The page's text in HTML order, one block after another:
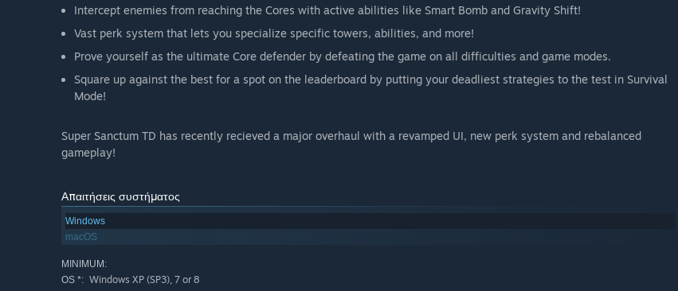
Intercept enemies from reaching the Cores with active abilities like Smart Bomb and Gravity Shift!
Vast perk system that lets you specialize specific towers, abilities, and more!
Prove yourself as the ultimate Core defender by defeating the game on all difficulties and game modes.
Square up against the best for a spot on the leaderboard by putting your deadliest strategies to the test in Survival
Mode!
Super Sanctum TD has recently recieved a major overhaul with a revamped UI, new perk system and rebalanced
gameplay!
Απαιτήσεις συστήματος
Windows
macOS
MINIMUM:
OS *: Windows XP (SP3), 7 or 8